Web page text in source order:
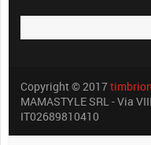
Copyright © 2017
MAMASTYLE SRL - Via
IT02689810410